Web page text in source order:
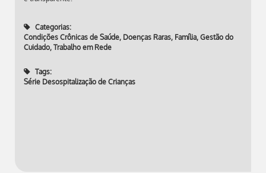
Categorias:
Condições Crônicas de Saúde, Doenças Raras, Família, Gestão do
Cuidado, Trabalho em Rede
Tags:
Série Desospitalização de Crianças